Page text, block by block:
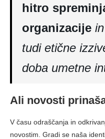
hitro
organizacije
tudi etične
doba umetne
Ali novosti
V času odraščanja in
novostim. Gradi se naša